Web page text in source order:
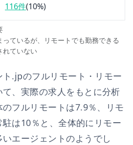
116件(10%)
ているが、リモートでも勤務できる
ていない
ト.jpのフルリモート・リモー
て、実際の求人をもとに分析
フルリモートは7.9％、リモ
駐は10％と、全体的にリモー
いエージェントのようでし